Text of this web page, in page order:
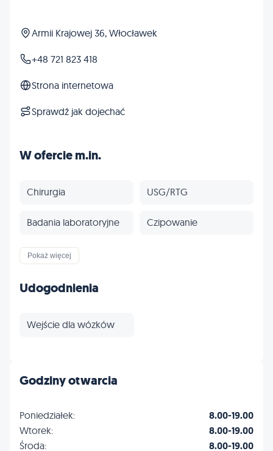
Armii Krajowej 36, Włocławek
+48 721 823 418
Strona internetowa
Sprawdź jak dojechać
W ofercie m.in.
Chirurgia USG/RTG
Badania laboratoryjne Czipowanie
Paszporty
Stomatologia
Inne
Pokaż więcej
Udogodnienia
Wejście dla wózków
Godziny otwarcia
Poniedziałek: 8.00-19.00
Wtorek: 8.00-19.00
Środa: 8.00-19.00